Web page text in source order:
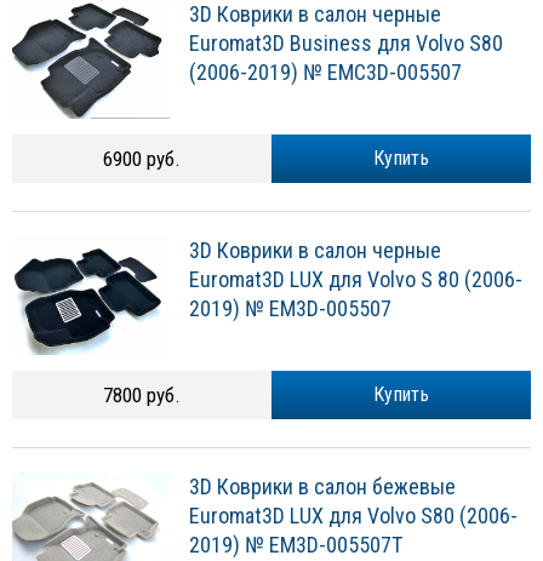
3D Коврики в салон черные
Euromat3D Business для Volvo S80
(2006-2019) № EMC3D-005507
Купить
6900 руб.
3D Коврики в салон черные
Euromat3D LUX для Volvo S 80 (2006-
2019) № EM3D-005507
Купить
7800 руб.
3D Коврики в салон бежевые
Euromat3D LUX для Volvo S80 (2006-
2019) № EM3D-005507T